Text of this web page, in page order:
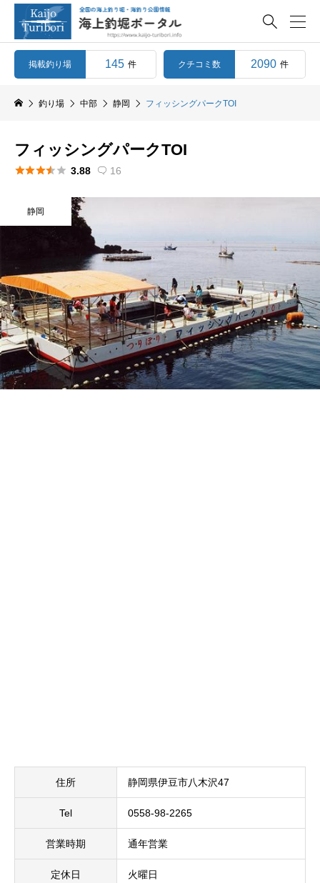

掲載釣り場 145 件 クチコミ数 2090 件
釣り場 中部 静岡 フィッシングパークTOI
フィッシングパークTOI
 3.88  16
静岡
住所 静岡県伊豆市八木沢47
Tel 0558-98-2265
営業時期 通年営業
定休日 火曜日